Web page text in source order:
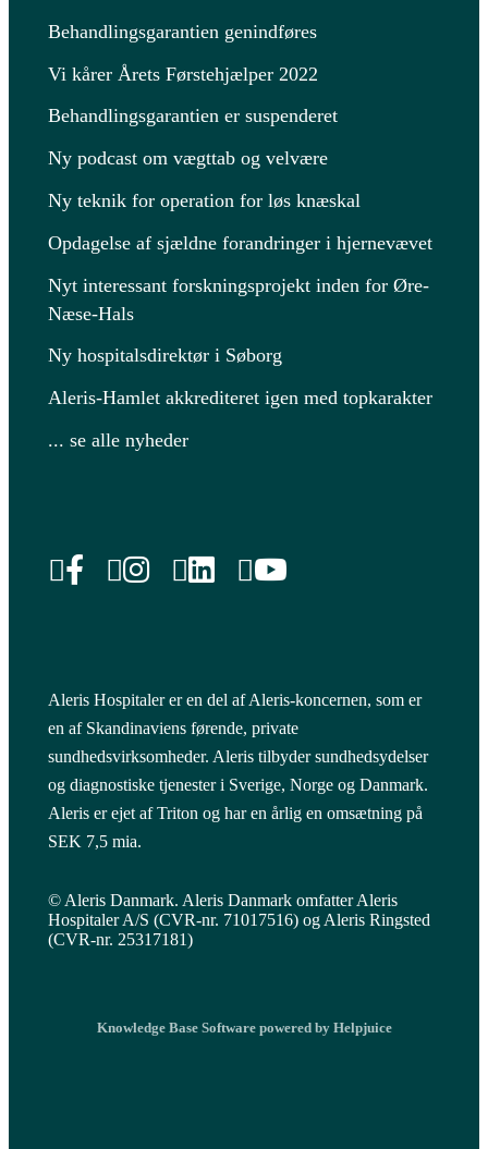
Behandlingsgarantien genindføres
Vi kårer Årets Førstehjælper 2022
Behandlingsgarantien er suspenderet
Ny podcast om vægttab og velvære
Ny teknik for operation for løs knæskal
Opdagelse af sjældne forandringer i hjernevævet
Nyt interessant forskningsprojekt inden for Øre-
Næse-Hals
Ny hospitalsdirektør i Søborg
Aleris-Hamlet akkrediteret igen med topkarakter
... se alle nyheder
Aleris Hospitaler er en del af Aleris-koncernen, som er
en af Skandinaviens førende, private
sundhedsvirksomheder. Aleris tilbyder sundhedsydelser
og diagnostiske tjenester i Sverige, Norge og Danmark.
Aleris er ejet af Triton og har en årlig en omsætning på
SEK 7,5 mia.
© Aleris Danmark. Aleris Danmark omfatter Aleris
Hospitaler A/S (CVR-nr. 71017516) og Aleris Ringsted
(CVR-nr. 25317181)
Knowledge Base Software powered by Helpjuice